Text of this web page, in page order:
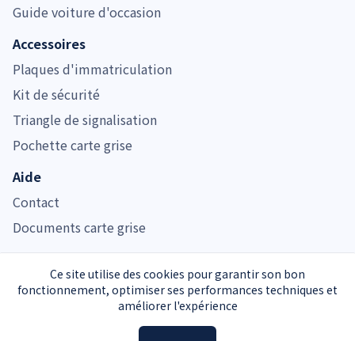
Ce site utilise des cookies pour garantir son bon
fonctionnement, optimiser ses performances techniques et
améliorer l'expérience
Guide voiture d'occasion
Accessoires
Plaques d'immatriculation
Kit de sécurité
Triangle de signalisation
Pochette carte grise
Aide
Contact
Documents carte grise
Immatriculer.com est noté 4.7/5 pour son service de carte grise
Service carte grise privé et indépendant de l’Administration